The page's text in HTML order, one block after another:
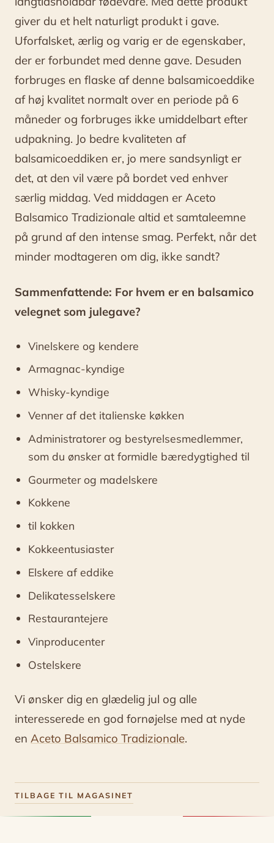
giver du et helt naturligt produkt i gave.
Uforfalsket, ærlig og varig er de egenskaber,
der er forbundet med denne gave. Desuden
forbruges en flaske af denne balsamicoeddike
af høj kvalitet normalt over en periode på 6
måneder og forbruges ikke umiddelbart efter
udpakning. Jo bedre kvaliteten af
balsamicoeddiken er, jo mere sandsynligt er
det, at den vil være på bordet ved enhver
særlig middag. Ved middagen er Aceto
Balsamico Tradizionale altid et samtaleemne
på grund af den intense smag. Perfekt, når det
minder modtageren om dig, ikke sandt?
Sammenfattende: For hvem er en balsamico
velegnet som julegave?
Vinelskere og kendere
Armagnac-kyndige
Whisky-kyndige
Venner af det italienske køkken
Administratorer og bestyrelsesmedlemmer,
som du ønsker at formidle bæredygtighed til
Gourmeter og madelskere
Kokkene
til kokken
Kokkeentusiaster
Elskere af eddike
Delikatesselskere
Restaurantejere
Vinproducenter
Ostelskere
Vi ønsker dig en glædelig jul og alle
interesserede en god fornøjelse med at nyde
en Aceto Balsamico Tradizionale.
TILBAGE TIL MAGASINET